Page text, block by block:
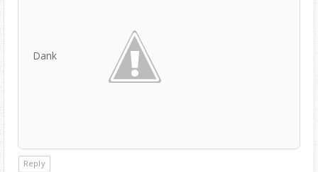
Dank
Reply